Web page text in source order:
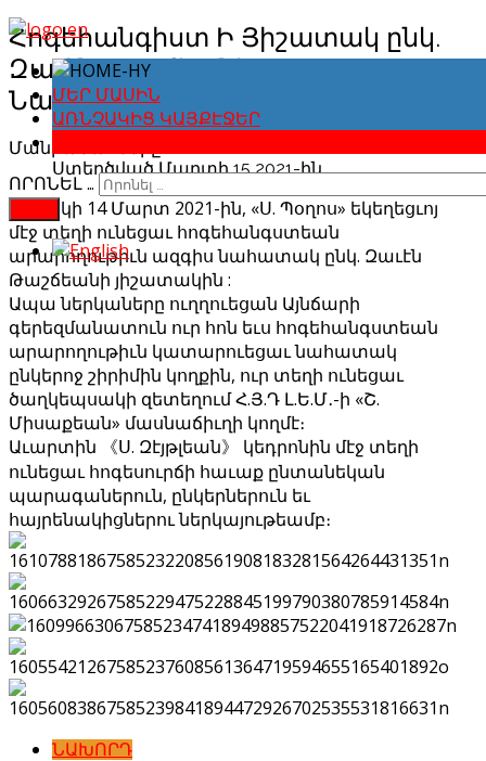
ՄԵՐ ՄԱՍԻՆ
ԱՌՆՉԱԿԻՑ ԿԱՅՔԷՋԵՐ
ՈՐՈՆԵԼ …
Հոգեհանգիստ Ի Յիշատակ ընկ.
Զաւէն Թաշճեանի
Նահատակութեան 35 ամեակին
Մանրամասները
Ստեղծված Մարտի 15 2021-ին
Կիրակի 14 Մարտ 2021-ին, «Ս. Պօղոս» եկեղեցւոյ
մէջ տեղի ունեցաւ հոգեհանգստեան
արարողութիւն ազգիս նահատակ ընկ. Զաւէն
Թաշճեանի յիշատակին :
Ապա ներկաները ուղղուեցան Այնճարի
գերեզմանատուն ուր հոն եւս հոգեհանգստեան
արարողութիւն կատարուեցաւ նահատակ
ընկերոջ շիրիմին կողքին, ուր տեղի ունեցաւ
ծաղկեպսակի զետեղում Հ.Յ.Դ Լ.Ե.Մ․-ի «Շ.
Միսաքեան» մասնաճիւղի կողմէ։
Աւարտին 《Ս. Զէյթլեան》 կեդրոնին մէջ տեղի
ունեցաւ հոգեսուրճի հաւաք ընտանեկան
պարագաներուն, ընկերներուն եւ
հայրենակիցներու ներկայութեամբ։
ՆԱԽՈՐԴ